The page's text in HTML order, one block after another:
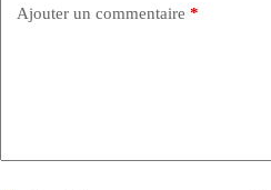
Ajouter un commentaire *